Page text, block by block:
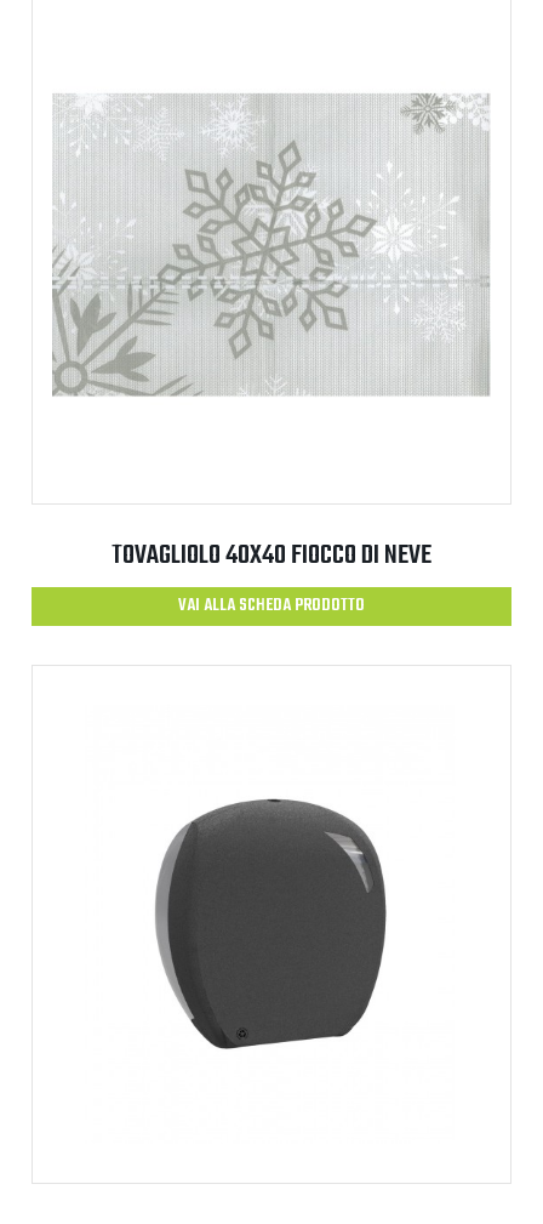
TOVAGLIOLO 40X40 FIOCCO DI NEVE
VAI ALLA SCHEDA PRODOTTO